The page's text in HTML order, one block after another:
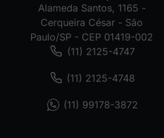
Alameda Santos, 1165 -
Cerqueira César - São
Paulo/SP - CEP 01419-002
(11) 2125-4747
(11) 2125-4748
(11) 99178-3872